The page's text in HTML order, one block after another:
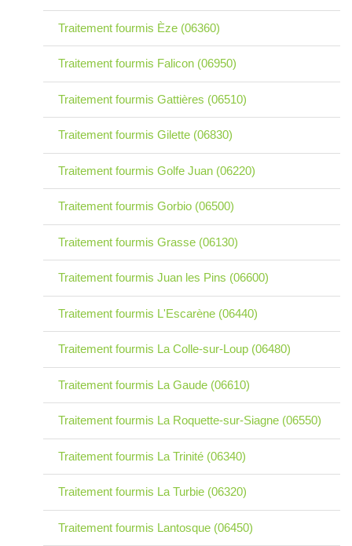
Traitement fourmis Èze (06360)
Traitement fourmis Falicon (06950)
Traitement fourmis Gattières (06510)
Traitement fourmis Gilette (06830)
Traitement fourmis Golfe Juan (06220)
Traitement fourmis Gorbio (06500)
Traitement fourmis Grasse (06130)
Traitement fourmis Juan les Pins (06600)
Traitement fourmis L'Escarène (06440)
Traitement fourmis La Colle-sur-Loup (06480)
Traitement fourmis La Gaude (06610)
Traitement fourmis La Roquette-sur-Siagne (06550)
Traitement fourmis La Trinité (06340)
Traitement fourmis La Turbie (06320)
Traitement fourmis Lantosque (06450)